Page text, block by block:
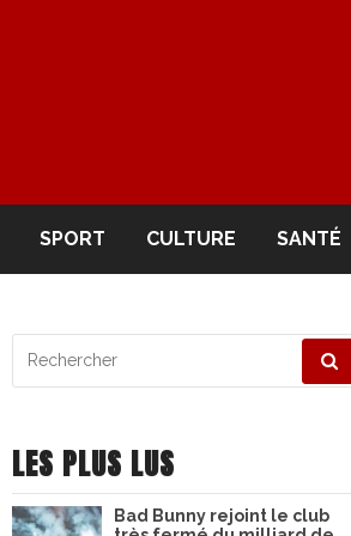
SPORT CULTURE SANTÉ
pour
LES PLUS LUS
Bad Bunny rejoint le club